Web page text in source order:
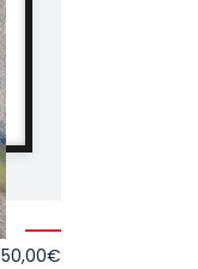
50,00€Plage